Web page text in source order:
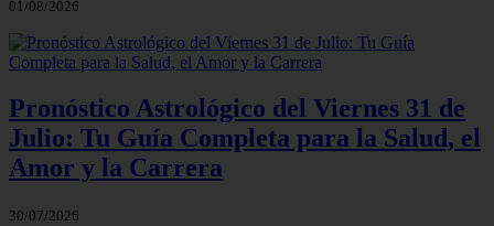
01/08/2026
Pronóstico Astrológico del Viernes 31 de
Julio: Tu Guía Completa para la Salud, el
Amor y la Carrera
30/07/2026